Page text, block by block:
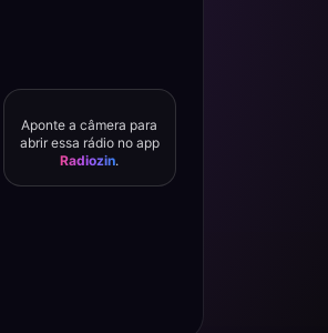
Aponte a câmera para
abrir essa rádio no app
Radiozin.